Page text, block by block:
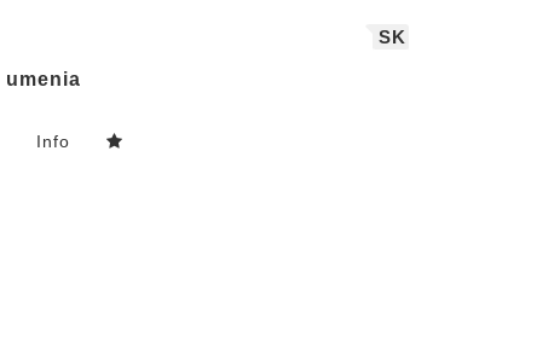
SK
umenia
Info